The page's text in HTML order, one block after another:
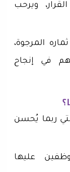
ويرحب
المرجوة،
في إنجاح
ربما يُحسن
عليها